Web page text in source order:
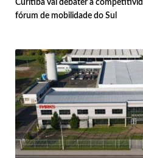
Curitiba vai debater a
fórum de mobilidade do Sul